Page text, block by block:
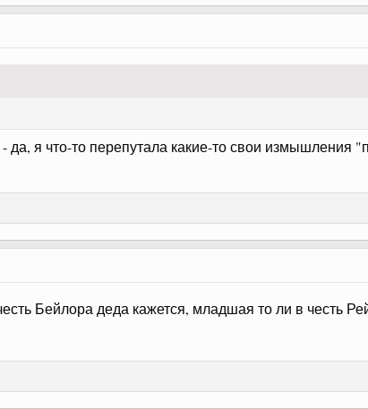
да, я что-то перепутала какие-то свои измышления
Бейлора деда кажется, младшая то ли в честь